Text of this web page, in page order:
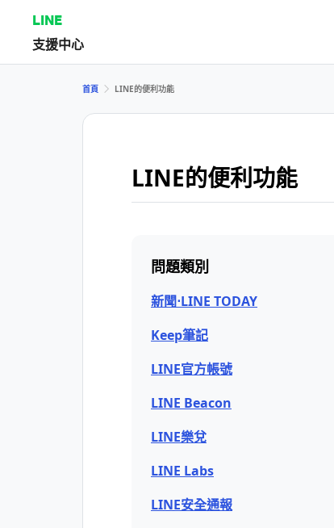
LINE
支援中心
首頁 LINE的便利功能
LINE的便利功能
問題類別
新聞⋅LINE TODAY
Keep筆記
LINE官方帳號
LINE Beacon
LINE樂兌
LINE Labs
LINE安全通報